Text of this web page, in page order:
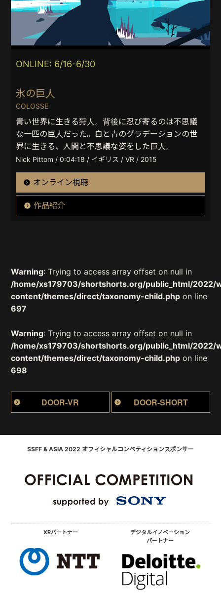
ONLINE: 6/16-6/30
氷の巨人
COLOSSE
青い世界に生きる狩人。背後に忍び寄るのは不思議
な一匹の巨人だった。白と青のグラデーションの世
界に生きる、人間と不思議な姿をした巨人。
Nick Pittom / 0:04:18 / イギリス / VR / 2015
オンライン視聴
作品紹介
Warning: Trying to access array offset on null in
/home/xs179703/shortshorts.org/public_html/2022/
content/themes/direct/taxonomy-child.php on line
697
Warning: Trying to access array offset on null in
/home/xs179703/shortshorts.org/public_html/2022/
content/themes/direct/taxonomy-child.php on line
698
DOOR-VR DOOR-SHORT
SSFF & ASIA 2022 オフィシャルコンペティションスポンサー
XRパートナー
デジタルイノベーション
パートナー